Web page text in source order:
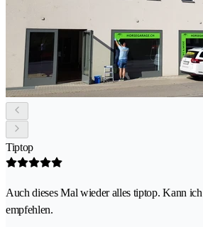
Tiptop
Auch dieses Mal wieder alles tiptop. Kann
empfehlen.